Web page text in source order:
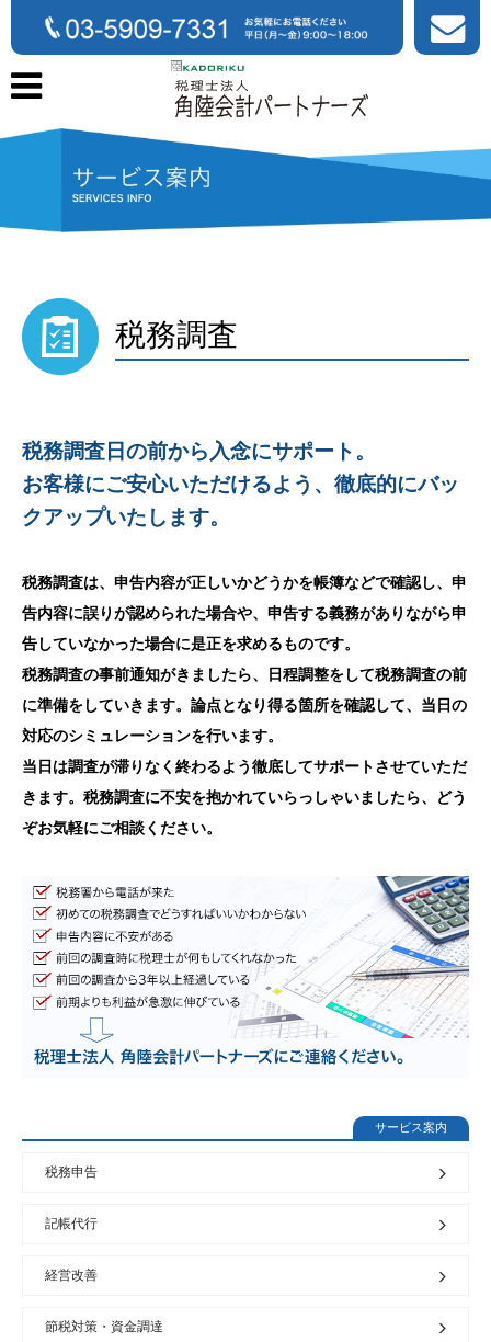
税務調査
税務調査日の前から入念にサポート。
お客様にご安心いただけるよう、徹底的にバッ
クアップいたします。
税務調査は、申告内容が正しいかどうかを帳簿などで確認し、申
告内容に誤りが認められた場合や、申告する義務がありながら申
告していなかった場合に是正を求めるものです。
税務調査の事前通知がきましたら、日程調整をして税務調査の前
に準備をしていきます。論点となり得る箇所を確認して、当日の
対応のシミュレーションを行います。
当日は調査が滞りなく終わるよう徹底してサポートさせていただ
きます。税務調査に不安を抱かれていらっしゃいましたら、どう
ぞお気軽にご相談ください。
サービス案内
税務申告
記帳代行
経営改善
節税対策・資金調達